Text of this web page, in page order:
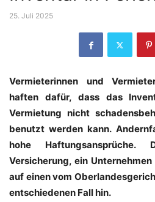
25. Juli 2025
Vermieterinnen und
haften dafür, dass das
Vermietung nicht
benutzt werden kann.
hohe Haftungsansprüche.
Versicherung, ein
auf einen vom
entschiedenen Fall hin.